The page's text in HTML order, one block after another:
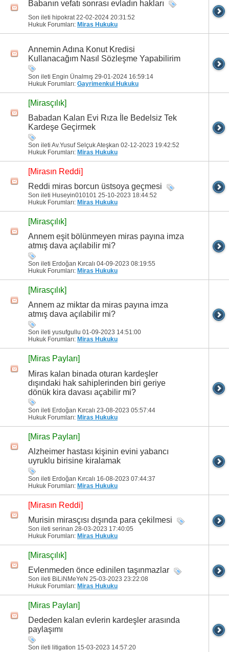
Babanın vefatı sonrası evladın hakları
Son ileti hipokrat 22-02-2024 20:31:52
Hukuk Forumları: Miras Hukuku
Annemin Adına Konut Kredisi
Kullanacağım Nasıl Sözleşme Yapabilirim
Son ileti Engin Ünalmış 29-01-2024 16:59:14
Hukuk Forumları: Gayrimenkul Hukuku
[Mirasçılık]
Babadan Kalan Evi Rıza İle Bedelsiz Tek
Kardeşe Geçirmek
Son ileti Av.Yusuf Selçuk Ateşkan 02-12-2023 19:42:52
Hukuk Forumları: Miras Hukuku
[Mirasın Reddi]
Reddi miras borcun üstsoya geçmesi
Son ileti Huseyin010101 25-10-2023 18:44:52
Hukuk Forumları: Miras Hukuku
[Mirasçılık]
Annem eşit bölünmeyen miras payına imza
atmış dava açılabilir mi?
Son ileti Erdoğan Kırcalı 04-09-2023 08:19:55
Hukuk Forumları: Miras Hukuku
[Mirasçılık]
Annem az miktar da miras payına imza
atmış dava açılabilir mi?
Son ileti yusufgullu 01-09-2023 14:51:00
Hukuk Forumları: Miras Hukuku
[Miras Payları]
Miras kalan binada oturan kardeşler
dışındaki hak sahiplerinden biri geriye
dönük kira davası açabilir mi?
Son ileti Erdoğan Kırcalı 23-08-2023 05:57:44
Hukuk Forumları: Miras Hukuku
[Miras Payları]
Alzheimer hastası kişinin evini yabancı
uyruklu birisine kiralamak
Son ileti Erdoğan Kırcalı 16-08-2023 07:44:37
Hukuk Forumları: Miras Hukuku
[Mirasın Reddi]
Murisin mirasçısı dışında para çekilmesi
Son ileti serinan 28-03-2023 17:40:05
Hukuk Forumları: Miras Hukuku
[Mirasçılık]
Evlenmeden önce edinilen taşınmazlar
Son ileti BiLiNMeYeN 25-03-2023 23:22:08
Hukuk Forumları: Miras Hukuku
[Miras Payları]
Dededen kalan evlerin kardeşler arasında
paylaşımı
Son ileti litigation 15-03-2023 14:57:20